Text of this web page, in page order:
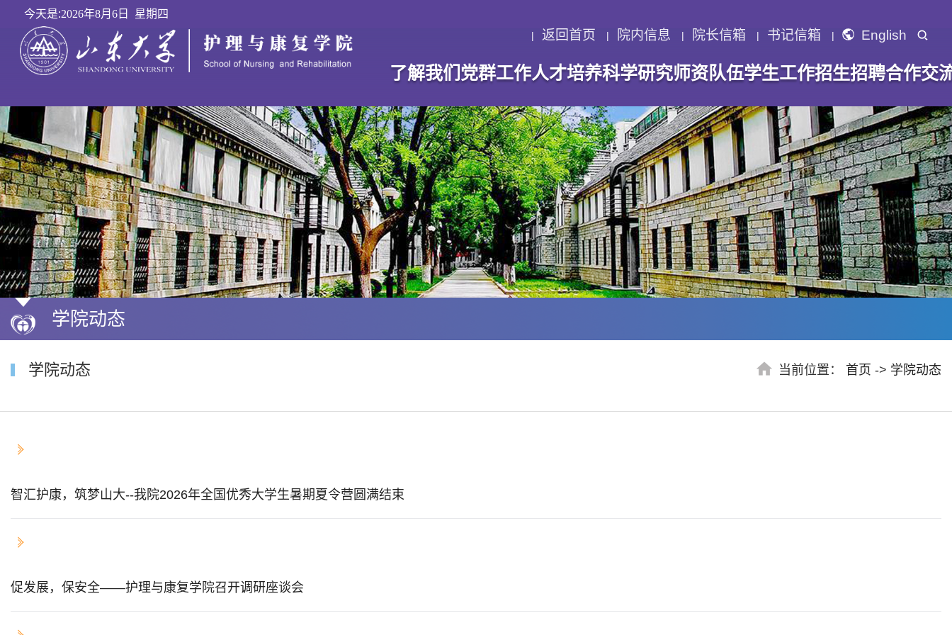
今天是:2026年8月6日 星期四
返回首页 院内信息 院长信箱 书记信箱 English
了解我们 党群工作人才培养科学研究师资队伍学生工作招生招聘合作交
学院动态
学院动态 当前位置： 首页 -> 学院动态
智汇护康，筑梦山大--我院2026年全国优秀大学生暑期夏令营圆满结束
促发展，保安全——护理与康复学院召开调研座谈会